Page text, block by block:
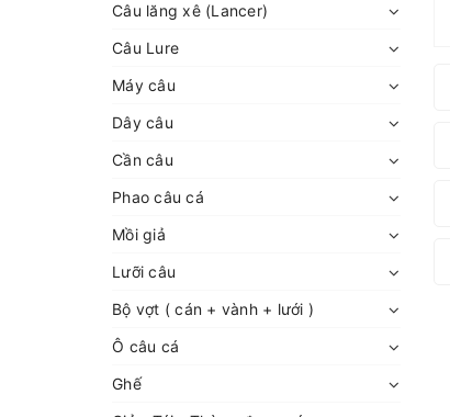
Câu lăng xê (Lancer)
Câu Lure
Máy câu
Dây câu
Cần câu
Phao câu cá
Mồi giả
Lưỡi câu
Bộ vợt ( cán + vành + lưới )
Ô câu cá
Ghế